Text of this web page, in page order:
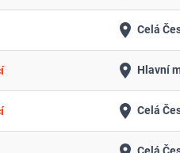
place Celá
place Hlavní
place Celá
Celá